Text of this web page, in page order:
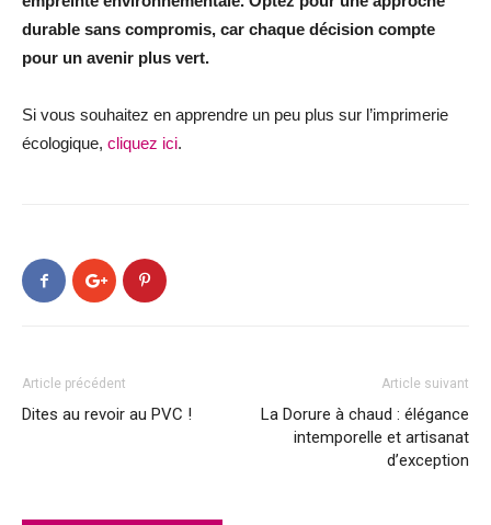
durable sans compromis, car chaque décision compte
pour un avenir plus vert.
Si vous souhaitez en apprendre un peu plus sur l’imprimerie
écologique, cliquez ici.
Article précédent
Dites au revoir au PVC !
Article suivant
La Dorure à chaud : élégance
intemporelle et artisanat
d’exception